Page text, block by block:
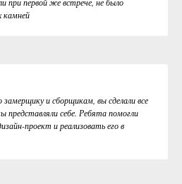
камней
замерщику и сборщикам, вы сделали все
представляли себе. Ребята помогли
проект и реализовать его в